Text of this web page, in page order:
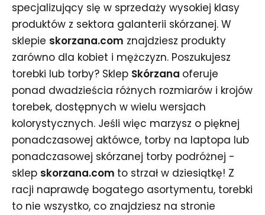
specjalizujący się w sprzedaży wysokiej klasy
produktów z sektora galanterii skórzanej. W
sklepie skorzana.com znajdziesz produkty
zarówno dla kobiet i mężczyzn. Poszukujesz
torebki lub torby? Sklep Skórzana oferuje
ponad dwadzieścia różnych rozmiarów i krojów
torebek, dostępnych w wielu wersjach
kolorystycznych. Jeśli więc marzysz o pięknej
ponadczasowej aktówce, torby na laptopa lub
ponadczasowej skórzanej torby podróżnej -
sklep skorzana.com to strzał w dziesiątkę! Z
racji naprawdę bogatego asortymentu, torebki
to nie wszystko, co znajdziesz na stronie